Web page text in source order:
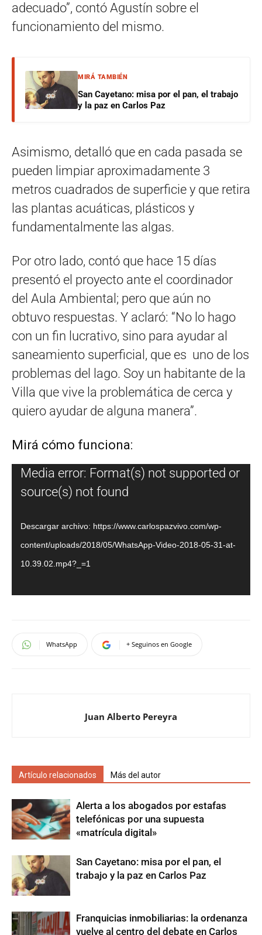
adecuado”, contó Agustín sobre el
funcionamiento del mismo.
MIRÁ TAMBIÉN
San Cayetano: misa por el pan, el trabajo
y la paz en Carlos Paz
Asimismo, detalló que en cada pasada se
pueden limpiar aproximadamente 3
metros cuadrados de superficie y que retira
las plantas acuáticas, plásticos y
fundamentalmente las algas.
Por otro lado, contó que hace 15 días
presentó el proyecto ante el coordinador
del Aula Ambiental; pero que aún no
obtuvo respuestas. Y aclaró: “No lo hago
con un fin lucrativo, sino para ayudar al
saneamiento superficial, que es uno de los
problemas del lago. Soy un habitante de la
Villa que vive la problemática de cerca y
quiero ayudar de alguna manera”.
Mirá cómo funciona:
Reproductor
de
Media error: Format(s) not supported or
source(s) not found
Descargar archivo: https://www.carlospazvivo.com/wp-
content/uploads/2018/05/WhatsApp-Video-2018-05-31-at-
10.39.02.mp4?_=1
WhatsApp + Seguinos en Google
Juan Alberto Pereyra
Artículo relacionados Más del autor
Alerta a los abogados por estafas
telefónicas por una supuesta
«matrícula digital»
San Cayetano: misa por el pan, el
trabajo y la paz en Carlos Paz
Franquicias inmobiliarias: la ordenanza
vuelve al centro del debate en Carlos